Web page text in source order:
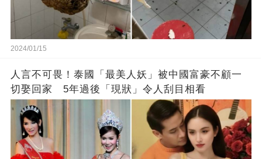
2024/01/15
人言不可畏！泰國「最美人妖」被中國富豪不顧一
切娶回家 5年過後「現狀」令人刮目相看